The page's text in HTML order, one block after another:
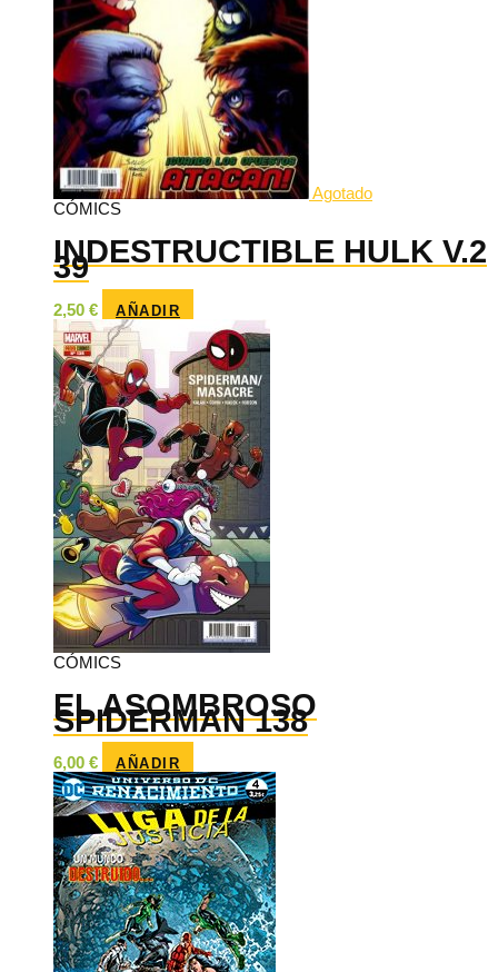
Agotado
CÓMICS
INDESTRUCTIBLE HULK V.2
39
2,50 € AÑADIR
CÓMICS
EL ASOMBROSO
SPIDERMAN 138
6,00 € AÑADIR